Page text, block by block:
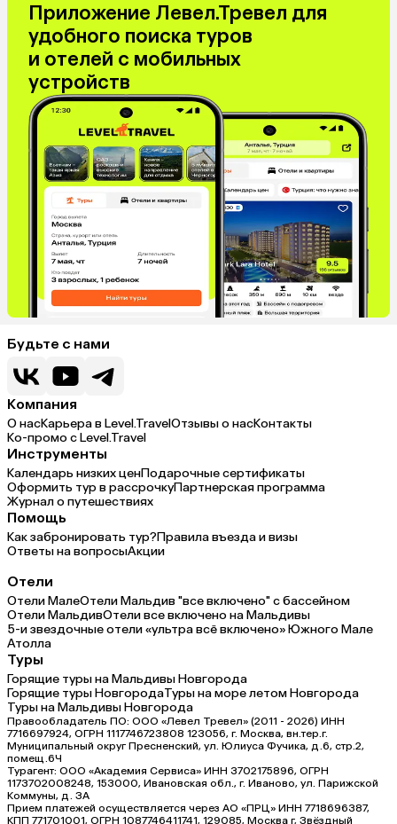
Приложение Левел.Тревел для
удобного поиска туров
и отелей с мобильных
устройств
Будьте с нами
Компания
О насКарьера в Level.TravelОтзывы о насКонтакты
Ко-промо с Level.Travel
Инструменты
Календарь низких ценПодарочные сертификаты
Оформить тур в рассрочкуПартнерская программа
Журнал о путешествиях
Помощь
Как забронировать тур?Правила въезда и визы
Ответы на вопросыАкции
Отели
Отели МалеОтели Мальдив "все включено" с бассейном
Отели МальдивОтели все включено на Мальдивы
5-и звездочные отели «ультра всё включено» Южного Мале
Атолла
Туры
Горящие туры на Мальдивы Новгорода
Горящие туры НовгородаТуры на море летом Новгорода
Туры на Мальдивы Новгорода
Правообладатель ПО: ООО «Левел Тревел» (2011 - 2026) ИНН
7716697924, ОГРН 1117746723808 123056, г. Москва, вн.тер.г.
Муниципальный округ Пресненский, ул. Юлиуса Фучика, д.6, стр.2,
помещ.6Ч
Турагент: ООО «Академия Сервиса» ИНН 3702175896, ОГРН
1173702008248, 153000, Ивановская обл., г. Иваново, ул. Парижской
Коммуны, д. ЗА
Прием платежей осуществляется через АО «ПРЦ» ИНН 7718696387,
КПП 771701001, ОГРН 1087746411741, 129085, Москва г, Звёздный